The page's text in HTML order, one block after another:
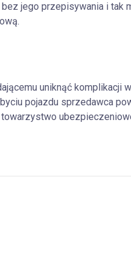
jego przepisywania i tak
uniknąć komplikacji w
pojazdu sprzedawca